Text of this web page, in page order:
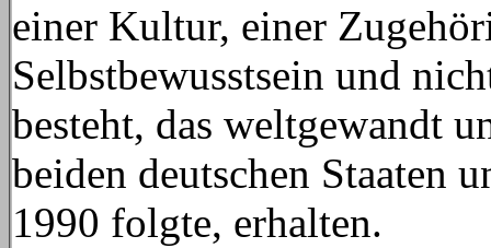
einer Kultur, einer
Selbstbewusstsein und
besteht, das weltgewandt
beiden deutschen Staaten
1990 folgte, erhalten.